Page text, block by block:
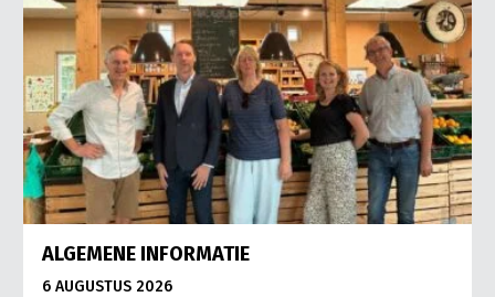
ALGEMENE INFORMATIE
6 AUGUSTUS 2026